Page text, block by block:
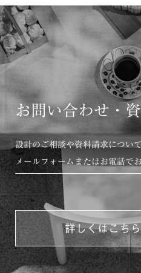
お問い合わせ・
設計のご相談や資料請求につい
メールフォームまたはお電話で
詳しくはこち